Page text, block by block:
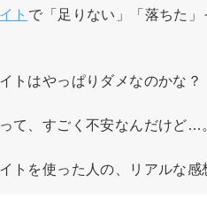
ト で「足りない」「落ちた
トはやっぱりダメなのかな？
て、すごく不安なんだけど…
トを使った人の、リアルな感